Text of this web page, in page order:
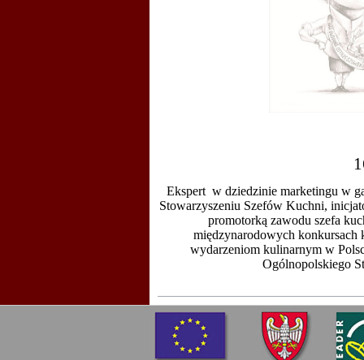
Ekspert w dziedzinie marketingu w
Stowarzyszeniu Szefów Kuchni,
promotorką zawodu szefa
międzynarodowych konkursach
wydarzeniom kulinarnym w
Ogólnopolskiego